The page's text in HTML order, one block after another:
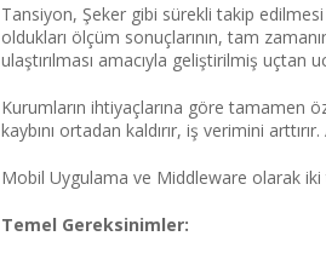
Tansiyon, Şeker gibi sürekli takip
oldukları ölçüm sonuçlarının, tam
ulaştırılması amacıyla geliştirilmiş uçtan
Kurumların ihtiyaçlarına göre tamamen
kaybını ortadan kaldırır, iş verimini
Mobil Uygulama ve Middleware olarak
Temel Gereksinimler: